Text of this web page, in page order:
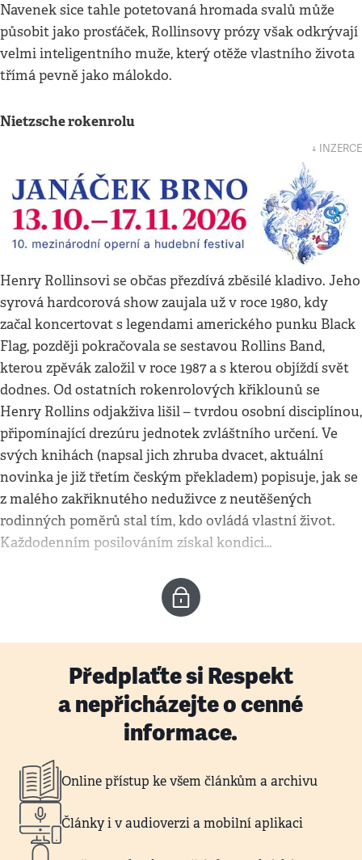
Navenek sice tahle potetovaná hromada svalů může
působit jako prosťáček, Rollinsovy prózy však odkrývají
velmi inteligentního muže, který otěže vlastního života
třímá pevně jako málokdo.
Nietzsche rokenrolu
↓ INZERCE
Henry Rollinsovi se občas přezdívá zběsilé kladivo. Jeho
syrová hardcorová show zaujala už v roce 1980, kdy
začal koncertovat s legendami amerického punku Black
Flag, později pokračovala se sestavou Rollins Band,
kterou zpěvák založil v roce 1987 a s kterou objíždí svět
dodnes. Od ostatních rokenrolových křiklounů se
Henry Rollins odjakživa lišil – tvrdou osobní disciplínou,
připomínající drezúru jednotek zvláštního určení. Ve
svých knihách (napsal jich zhruba dvacet, aktuální
novinka je již třetím českým překladem) popisuje, jak se
z malého zakřiknutého neduživce z neutěšených
rodinných poměrů stal tím, kdo ovládá vlastní život.
Každodenním posilováním získal kondici…
Předplaťte si Respekt
a nepřicházejte o cenné
informace.
Online přístup ke všem článkům a archivu
Články i v audioverzi a mobilní aplikaci